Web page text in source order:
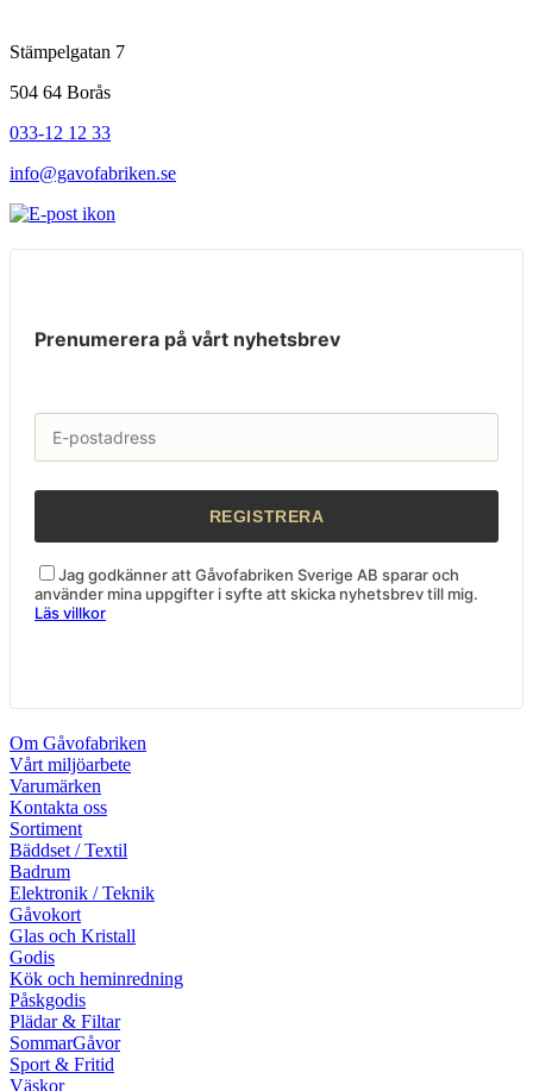
Stämpelgatan 7
504 64 Borås
033-12 12 33
info@gavofabriken.se
Prenumerera på vårt nyhetsbrev
Jag godkänner att Gåvofabriken Sverige AB sparar och
använder mina uppgifter i syfte att skicka nyhetsbrev till mig.
Läs villkor
Om Gåvofabriken
Vårt miljöarbete
Varumärken
Kontakta oss
Sortiment
Bäddset / Textil
Badrum
Elektronik / Teknik
Gåvokort
Glas och Kristall
Godis
Kök och heminredning
Påskgodis
Plädar & Filtar
SommarGåvor
Sport & Fritid
Väskor